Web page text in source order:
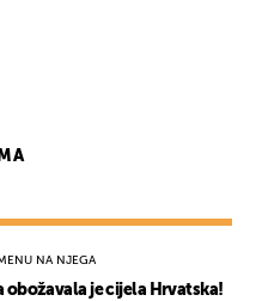
NA NJEGA
obožavala je cijela Hrvatska!